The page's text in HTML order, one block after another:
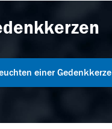
einer Gedenkkerze